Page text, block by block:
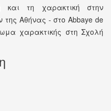
και τη χαρακτική στην
Αθήνας - στο Abbaye de
χαρακτικής στη Σχολή